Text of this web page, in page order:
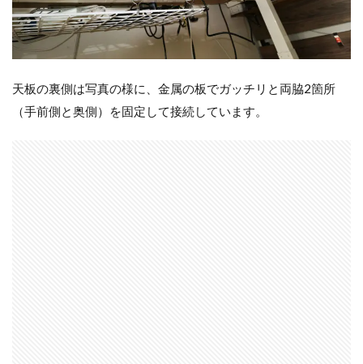
天板の裏側は写真の様に、金属の板でガッチリと両脇2箇所
（手前側と奥側）を固定して接続しています。